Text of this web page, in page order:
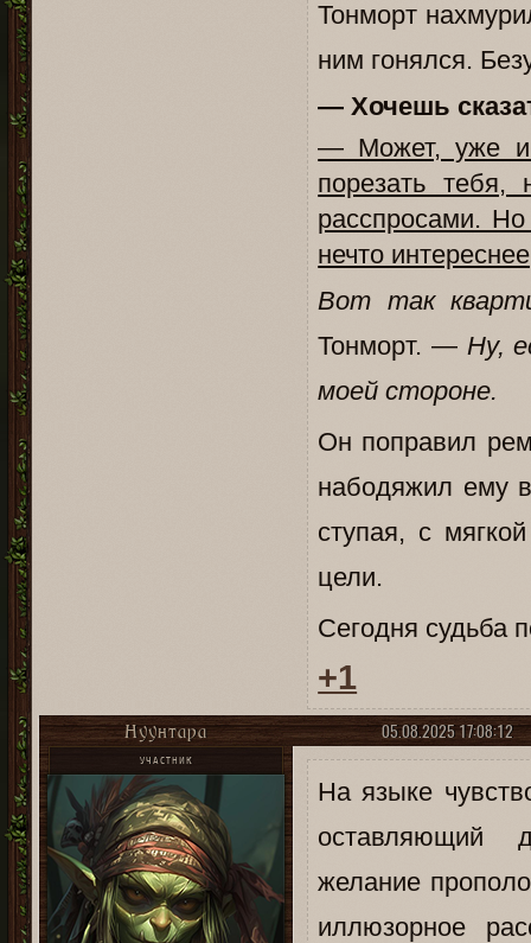
Тонморт
ним гонялся.
— Хочешь
— Может, уже и
порезать
расспросами.
нечто
Вот так
Тонморт. — Ну,
моей стороне.
Он поправил
набодяжил ему
ступая, с
цели.
Сегодня судьба
+1
05.08.2025 17:08:12
Нуунтара
УЧАСТНИК
На языке
оставляющий
желание
иллюзорное